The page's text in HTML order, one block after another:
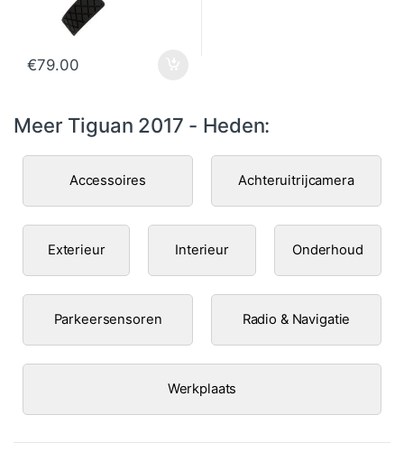
€79.00
Meer Tiguan 2017 - Heden:
Accessoires Achteruitrijcamera
Exterieur Interieur Onderhoud
Parkeersensoren Radio & Navigatie
Werkplaats